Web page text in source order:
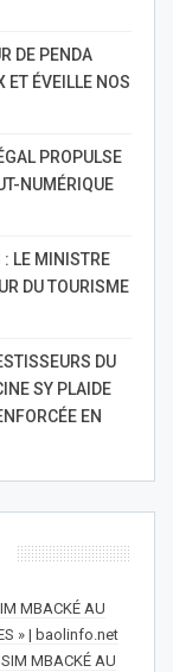
DE PENDA
ET ÉVEILLE NOS
PROPULSE
NUMÉRIQUE
: LE MINISTRE
DU TOURISME
DU
SY PLAIDE
EN
MBACKÉ AU
» | baolinfo.net
MBACKÉ AU